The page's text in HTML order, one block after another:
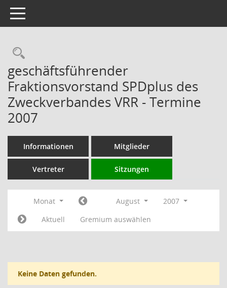
Toggle navigation
Rechercheauswahl
geschäftsführender
Fraktionsvorstand SPDplus des
Zweckverbandes VRR - Termine
2007
Informationen Mitglieder
Vertreter Sitzungen
Monat August
2007
Aktuell
Gremium auswählen
Keine Daten gefunden.